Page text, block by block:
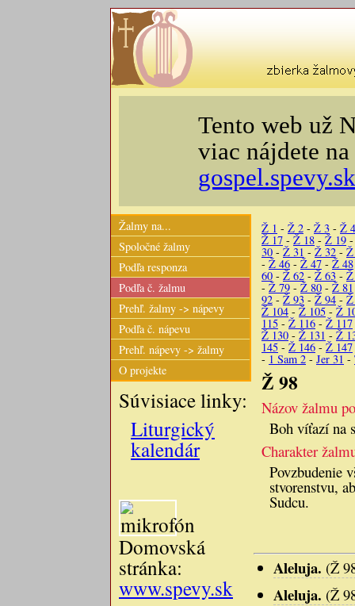
Tento web už
viac nájdete
Ž 1 - Ž 2 - Ž 3 - Ž 4
Ž 17 - Ž 18 - Ž 19
30 - Ž 31 - Ž 32 -
- Ž 46 - Ž 47 - Ž 48
60 - Ž 62 - Ž 63 -
- Ž 79 - Ž 80 - Ž 81
92 - Ž 93 - Ž 94 -
Ž 104 - Ž 105 - Ž
115 - Ž 116 - Ž 117
Ž 130 - Ž 131 - Ž
145 - Ž 146 - Ž 147
- 1 Sam 2 - Jer 31 -
Ž 98
Názov žalmu
Boh víťazí na
Charakter
Povzbudenie
stvorenstvu,
Sudcu.
Aleluja. (Ž
Aleluja. (Ž
Žalmy na...
Spoločné žalmy
Podľa responza
Podľa č. žalmu
Prehľ. žalmy -> nápevy
Podľa č. nápevu
Prehľ. nápevy -> žalmy
O projekte
Súvisiace linky:
Liturgický
kalendár
Domovská
stránka:
www.spevy.sk